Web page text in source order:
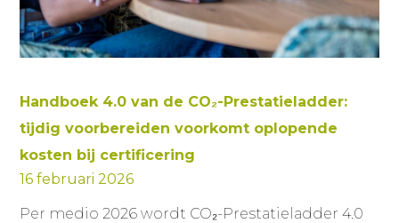
Handboek 4.0 van de CO₂-Prestatieladder:
tijdig voorbereiden voorkomt oplopende
kosten bij certificering
16 februari 2026
Per medio 2026 wordt CO₂-Prestatieladder 4.0